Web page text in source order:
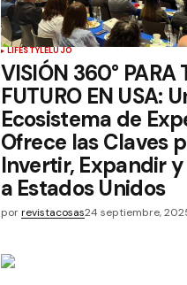
LIFESTYLELUJO
VISIÓN 360° PARA
FUTURO EN USA:
Ecosistema de
Ofrece las Claves
Invertir, Expandir
a Estados Unidos
por revistacosas24 septiembre,